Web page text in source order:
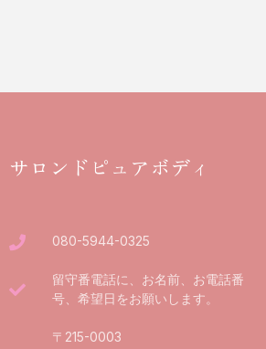
サロンドピュアボディ
080-5944-0325
留守番電話に、お名前、お電話番
号、希望日をお願いします。
〒215-0003